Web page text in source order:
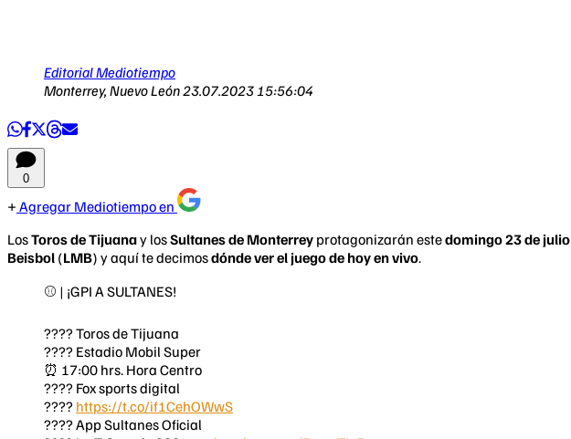
Editorial Mediotiempo
Monterrey, Nuevo León23.07.2023 15:56:04
0
Agregar Mediotiempo en
LosToros de Tijuanay losSultanes de Monterrey protagonizarán estedomingo 23 de julio
Beisbol (LMB) y aquí te decimosdónde ver el juego de hoy en vivo.
⚾️ | ¡GPI A SULTANES!
???? Toros de Tijuana
????️ Estadio Mobil Super
⏰ 17:00 hrs. Hora Centro
???? Fox sports digital
???? https://t.co/if1CehOWwS
???? App Sultanes Oficial